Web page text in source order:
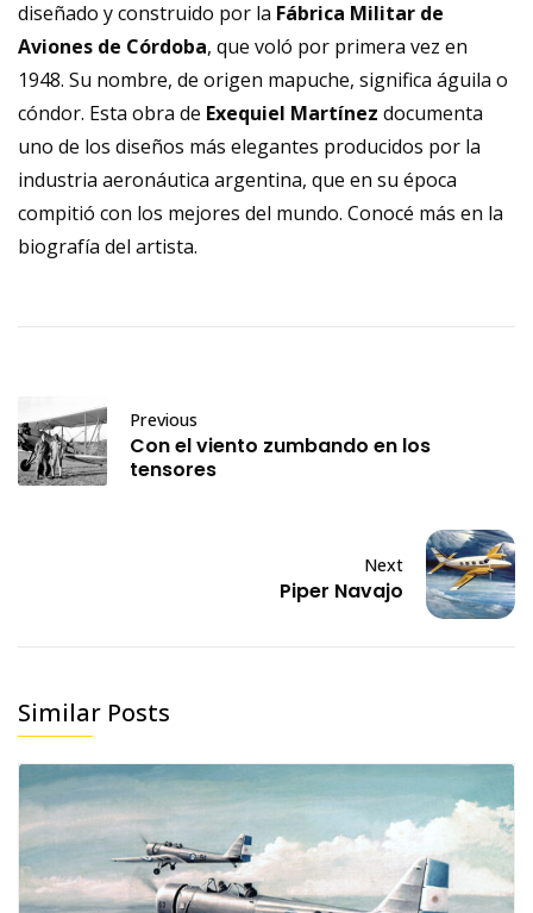
diseñado y construido por la Fábrica Militar de
Aviones de Córdoba, que voló por primera vez en
1948. Su nombre, de origen mapuche, significa águila o
cóndor. Esta obra de Exequiel Martínez documenta
uno de los diseños más elegantes producidos por la
industria aeronáutica argentina, que en su época
compitió con los mejores del mundo. Conocé más en la
biografía del artista.
Previous
Con el viento zumbando en los
tensores
Next
Piper Navajo
Similar Posts